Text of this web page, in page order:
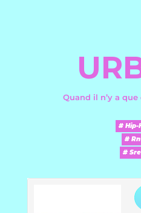
Quand il n’y a
# Hip-
#
#